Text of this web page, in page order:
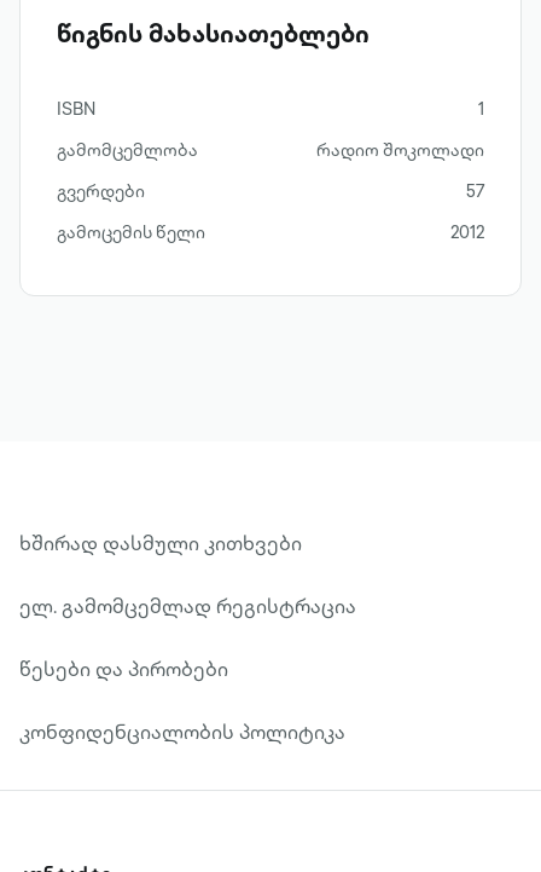
წიგნის მახასიათებლები
ISBN
1
გამომცემლობა
რადიო შოკოლადი
გვერდები
57
გამოცემის წელი
2012
ხშირად დასმული კითხვები
ელ. გამომცემლად რეგისტრაცია
წესები და პირობები
კონფიდენციალობის პოლიტიკა